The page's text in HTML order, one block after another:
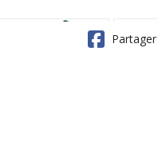
Partager